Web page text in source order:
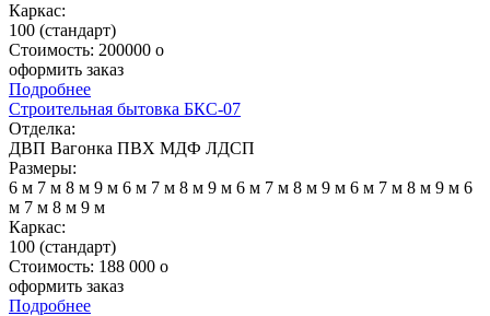
Каркас:
100 (стандарт)
Стоимость: 200000 o
оформить заказ
Подробнее
Строительная бытовка БКС-07
Отделка:
ДВП Вагонка ПВХ МДФ ЛДСП
Размеры:
6 м 7 м 8 м 9 м 6 м 7 м 8 м 9 м 6 м 7 м 8 м 9 м 6 м 7 м 8 м 9 м 6
м 7 м 8 м 9 м
Каркас:
100 (стандарт)
Стоимость: 188 000 o
оформить заказ
Подробнее